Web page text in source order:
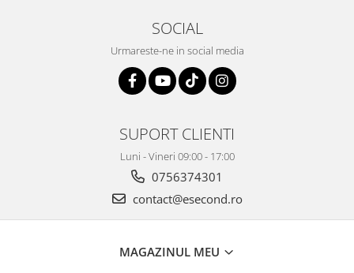
Retelistica & Supraveghere
Servere, Componente & UPS
Sport & Activitati in aer liber
Accesorii antrenament
SOCIAL
Urmareste-ne in social media
SUPORT CLIENTI
Luni - Vineri 09:00 - 17:00
0756374301
contact@esecond.ro
MAGAZINUL MEU